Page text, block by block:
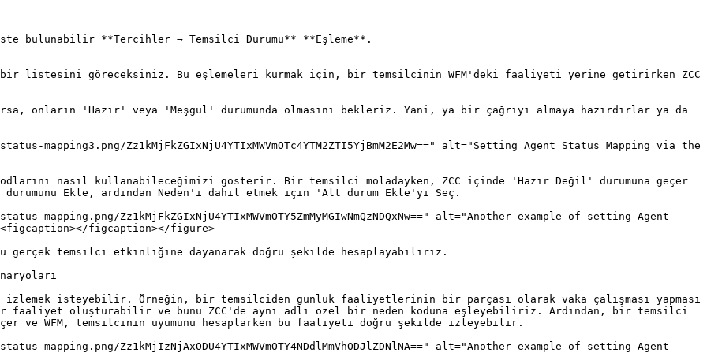
bulunabilir **Tercihler → Temsilci Durumu** **Eşleme**.
bir listesini göreceksiniz. Bu eşlemeleri kurmak için, bir temsilcinin WFM'deki faaliyeti yerine getirirken ZCC
'Hazır' veya 'Meşgul' durumunda olmasını bekleriz. Yani, ya bir çağrıyı almaya hazırdırlar ya da
mapping3.png/Zz1kMjFkZGIxNjU4YTIxMWVmOTc4YTM2ZTI5YjBmM2E2Mw==" alt="Setting Agent Status Mapping via the
nasıl kullanabileceğimizi gösterir. Bir temsilci moladayken, ZCC içinde 'Hazır Değil' durumuna geçer
durumunu Ekle, ardından Neden'i dahil etmek için 'Alt durum Ekle'yi Seç.
Zz1kMjFkZGIxNjU4YTIxMWVmOTY5ZmMyMGIwNmQzNDQxNw==" alt="Another example of setting Agent
figcaption></figure>
temsilci etkinliğine dayanarak doğru şekilde hesaplayabiliriz.
isteyebilir. Örneğin, bir temsilciden günlük faaliyetlerinin bir parçası olarak vaka çalışması yapması
faaliyet oluşturabilir ve bunu ZCC'de aynı adlı özel bir neden koduna eşleyebiliriz. Ardından, bir temsilci
ve WFM, temsilcinin uyumunu hesaplarken bu faaliyeti doğru şekilde izleyebilir.
mapping.png/Zz1kMjIzNjAxODU4YTIxMWVmOTY4NDdlMmVhODJlZDNlNA==" alt="Another example of setting Agent